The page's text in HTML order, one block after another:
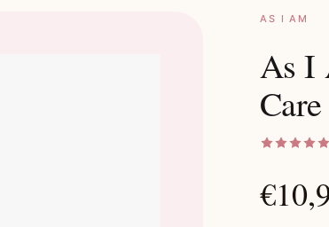
AS I AM
As I